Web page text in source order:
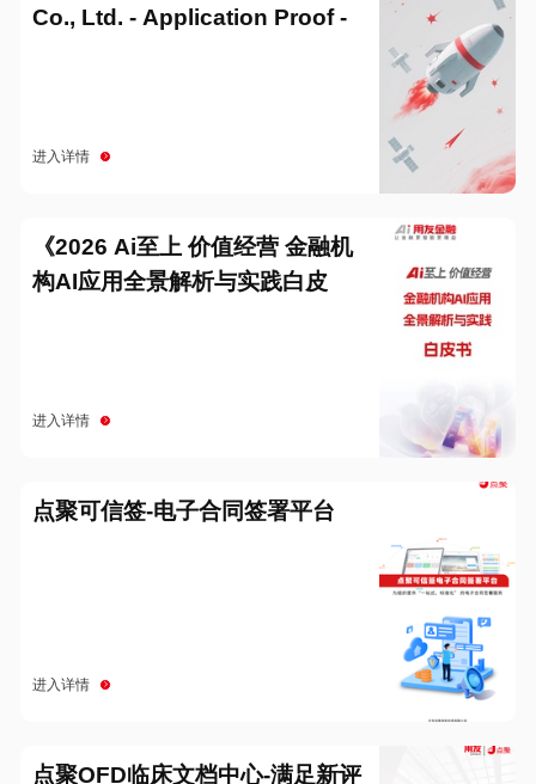
Co., Ltd. - Application Proof -
进入详情
《2026 Ai至上 价值经营 金融机
构AI应用全景解析与实践白皮
进入详情
点聚可信签-电子合同签署平台
进入详情
点聚OFD临床文档中心-满足新评